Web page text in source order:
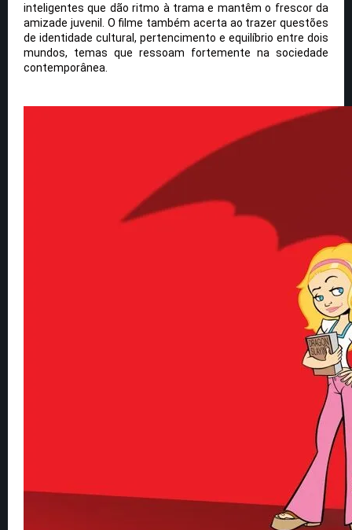
inteligentes que dão ritmo à trama e mantêm o frescor da
amizade juvenil. O filme também acerta ao trazer questões
de identidade cultural, pertencimento e equilíbrio entre dois
mundos, temas que ressoam fortemente na sociedade
contemporânea.